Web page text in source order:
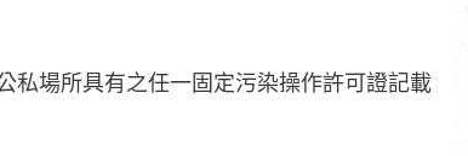
私場所具有之任一固定污染操作許可證記載